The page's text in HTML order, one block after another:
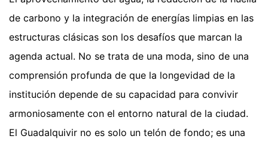
de carbono y la integración de energías limpias en las
estructuras clásicas son los desafíos que marcan la
agenda actual. No se trata de una moda, sino de una
comprensión profunda de que la longevidad de la
institución depende de su capacidad para convivir
armoniosamente con el entorno natural de la ciudad.
El Guadalquivir no es solo un telón de fondo; es una